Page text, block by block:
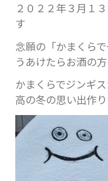
２０２２年３月１
す
念願の「かまくら
うあけたらお酒の
かまくらでジンギ
高の冬の思い出作